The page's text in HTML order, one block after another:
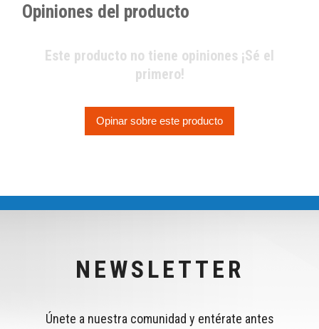
Opiniones del producto
Este producto no tiene opiniones ¡Sé el
primero!
Opinar sobre este producto
NEWSLETTER
Únete a nuestra comunidad y entérate antes